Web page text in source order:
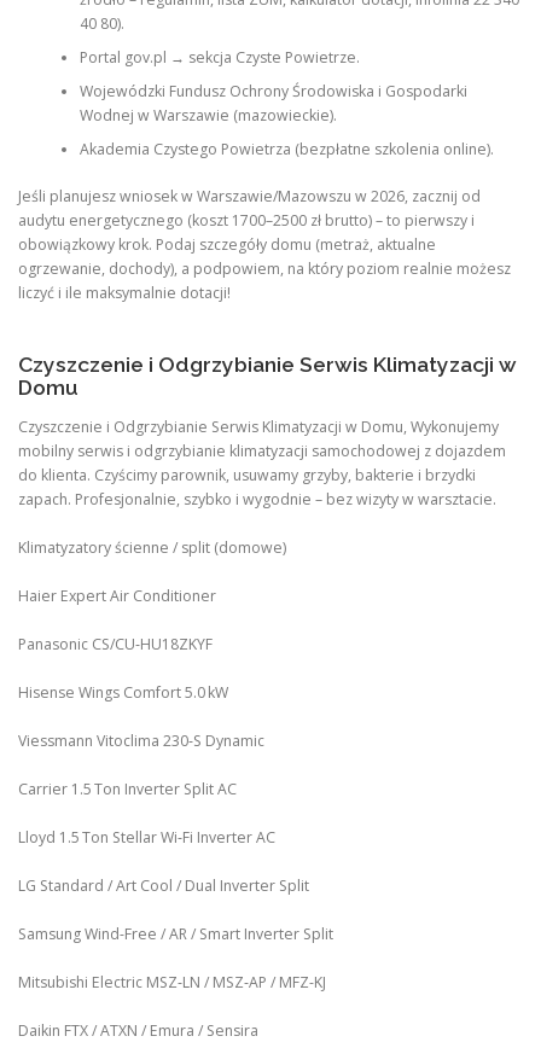
40 80).
Portal gov.pl → sekcja Czyste Powietrze.
Wojewódzki Fundusz Ochrony Środowiska i Gospodarki
Wodnej w Warszawie (mazowieckie).
Akademia Czystego Powietrza (bezpłatne szkolenia online).
Jeśli planujesz wniosek w Warszawie/Mazowszu w 2026, zacznij od
audytu energetycznego (koszt 1700–2500 zł brutto) – to pierwszy i
obowiązkowy krok. Podaj szczegóły domu (metraż, aktualne
ogrzewanie, dochody), a podpowiem, na który poziom realnie możesz
liczyć i ile maksymalnie dotacji!
Czyszczenie i Odgrzybianie Serwis Klimatyzacji w
Domu
Czyszczenie i Odgrzybianie Serwis Klimatyzacji w Domu, Wykonujemy
mobilny serwis i odgrzybianie klimatyzacji samochodowej z dojazdem
do klienta. Czyścimy parownik, usuwamy grzyby, bakterie i brzydki
zapach. Profesjonalnie, szybko i wygodnie – bez wizyty w warsztacie.
Klimatyzatory ścienne / split (domowe)
Haier Expert Air Conditioner
Panasonic CS/CU‑HU18ZKYF
Hisense Wings Comfort 5.0 kW
Viessmann Vitoclima 230‑S Dynamic
Carrier 1.5 Ton Inverter Split AC
Lloyd 1.5 Ton Stellar Wi‑Fi Inverter AC
LG Standard / Art Cool / Dual Inverter Split
Samsung Wind-Free / AR / Smart Inverter Split
Mitsubishi Electric MSZ‑LN / MSZ‑AP / MFZ-KJ
Daikin FTX / ATXN / Emura / Sensira